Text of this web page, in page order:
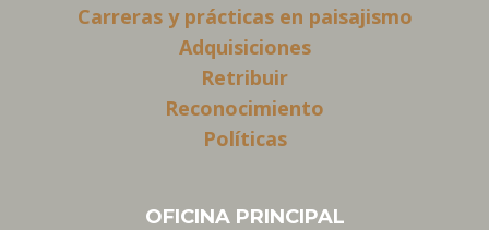
Carreras y prácticas en paisajismo
Adquisiciones
Retribuir
Reconocimiento
Políticas
OFICINA PRINCIPAL